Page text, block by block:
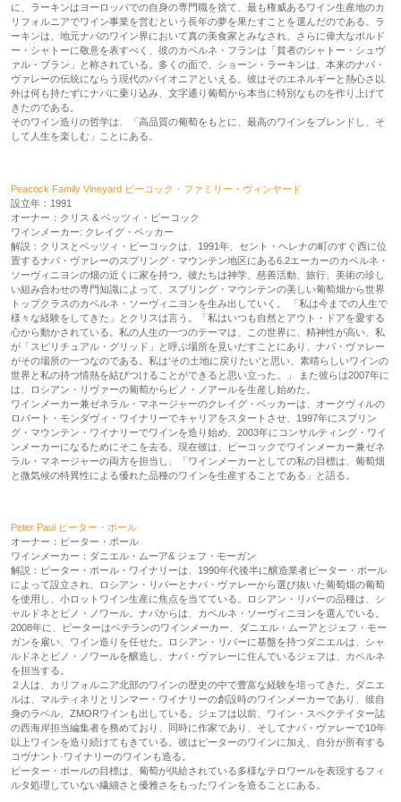
に、ラーキンはヨーロッパでの自身の専門職を捨て、最も権威あるワイン生産地のカ
リフォルニアでワイン事業を営むという長年の夢を果たすことを選んだのである。ラ
ーキンは、地元ナパのワイン界において真の美食家とみなされ、さらに偉大なボルド
ー・シャトーに敬意を表すべく、彼のカベルネ・フランは「貧者のシャトー・シュヴ
ァル・ブラン」と称されている。多くの面で、ショーン・ラーキンは、本来のナパ・
ヴァレーの伝統にならう現代のパイオニアといえる。彼はそのエネルギーと熱心さ以
外は何も持たずにナパに乗り込み、文字通り葡萄から本当に特別なものを作り上げて
きたのである。
そのワイン造りの哲学は、「高品質の葡萄をもとに、最高のワインをブレンドし、そ
して人生を楽しむ」ことにある。
Peacock Family Vineyard ピーコック・ファミリー・ヴィンヤード
設立年：1991
オーナー：クリス & ベッツィ・ピーコック
ワインメーカー: クレイグ・ベッカー
解説：クリスとベッツィ・ピーコックは、1991年、セント・ヘレナの町のすぐ西に位
置するナパ・ヴァレーのスプリング・マウンテン地区にある6.2エーカーのカベルネ・
ソーヴィニヨンの畑の近くに家を持つ。彼たちは神学、慈善活動、旅行、美術の珍し
い組み合わせの専門知識によって、スプリング・マウンテンの美しい葡萄畑から世界
トップクラスのカベルネ・ソーヴィニヨンを生み出していく。 「私は今までの人生で
様々な経験をしてきた」とクリスは言う。「私はいつも自然とアウト・ドアを愛する
心から動かされている。私の人生の一つのテーマは、この世界に、精神性が高い、私
が「スピリチュアル・グリッド」と呼ぶ場所を見いだすことにあり、ナパ・ヴァレー
がその場所の一つなのである。私は‘その土地に戻りたい’と思い、素晴らしいワインの
世界と私の持つ情熱を結びつけることができると思い立った。」 また彼らは2007年に
は、ロシアン・リヴァーの葡萄からピノ・ノアールを生産し始めた。
ワインメーカー兼ゼネラル・マネージャーのクレイグ・ベッカーは、オークヴィルの
ロバート・モンダヴィ・ワイナリーでキャリアをスタートさせ、1997年にスプリン
グ・マウンテン・ワイナリーでワインを造り始め、2003年にコンサルティング・ワイ
ンメーカーになるためにそこを去る。現在彼は、ピーコックでワインメーカー兼ゼネ
ラル・マネージャーの両方を担当し、「ワインメーカーとしての私の目標は、葡萄畑
と微気候の特異性による優れた品種のワインを生産することである」と語る。
Peter Paul ピーター・ポール
オーナー：ピーター・ポール
ワインメーカー：ダニエル・ムーア& ジェフ・モーガン
解説：ピーター・ポール・ワイナリーは、1990年代後半に醸造業者ピーター・ポール
によって設立され、ロシアン・リバーとナパ・ヴァレーから選び抜いた葡萄畑の葡萄
を使用し、小ロットワイン生産に焦点を当てている。ロシアン・リバーの品種は、シ
ャルドネとピノ・ノワール。ナパからは、カベルネ・ソーヴィニヨンを選んでいる。
2008年に、ピーターはベテランのワインメーカー、ダニエル・ムーアとジェフ・モー
ガンを雇い、ワイン造りを任せた。ロシアン・リバーに基盤を持つダニエルは、シャ
ルドネとピノ・ノワールを醸造し、ナパ・ヴァレーに住んでいるジェフは、カベルネ
を担当する。
２人は、カリフォルニア北部のワインの歴史の中で豊富な経験を培ってきた。ダニエ
ルは、マルティネリとリンマー・ワイナリーの創設時のワインメーカーであり、彼自
身のラベル、ZMORワインも出している。ジェフは以前、ワイン・スペクテイター誌
の西海岸担当編集者を務めており、同時に作家であり、そしてナパ・ヴァレーで10年
以上ワインを造り続けてもきている。彼はピーターのワインに加え、自分が所有する
コヴナント·ワイナリーのワインも造る。
ピーター・ポールの目標は、葡萄が供給されている多様なテロワールを表現するフィ
ルタ処理していない繊細さと優雅さをもったワインを造ることにある。